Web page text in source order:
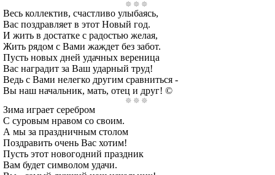
Весь коллектив, счастливо улыбаясь,
Вас поздравляет в этот Новый год.
И жить в достатке с радостью желая,
Жить рядом с Вами жаждет без забот.
Пусть новых дней удачных вереница
Вас наградит за Ваш ударный труд!
Ведь с Вами нелегко другим сравниться -
Вы наш начальник, мать, отец и друг! ©
Зима играет серебром
С суровым нравом со своим.
А мы за праздничным столом
Поздравить очень Вас хотим!
Пусть этот новогодний праздник
Вам будет символом удачи.